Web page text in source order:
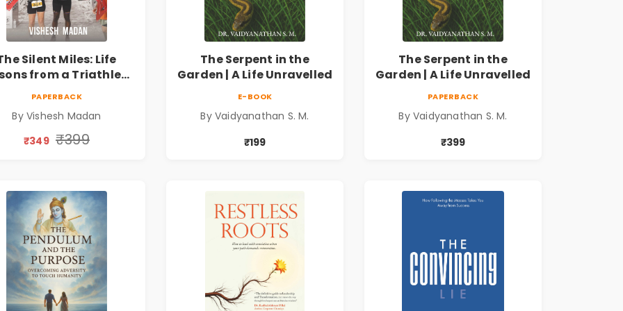
Silent Miles: Life
from a Triathlete
Discipline & Personal
Growth
PAPERBACK
By Vishesh Madan
₹349 ₹399
The Serpent in the
Garden | A Life Unravelled
E-BOOK
By Vaidyanathan S. M.
₹199
The Serpent in the
Garden | A Life Unravelled
PAPERBACK
By Vaidyanathan S. M.
₹399